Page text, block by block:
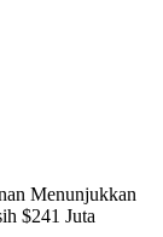
Menunjukkan
$241 Juta